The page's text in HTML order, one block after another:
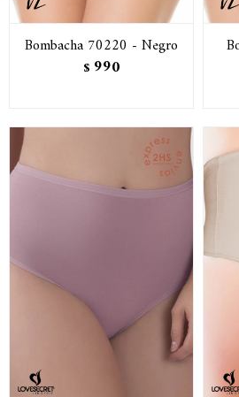
Bombacha 70220 - Negro
$ 990